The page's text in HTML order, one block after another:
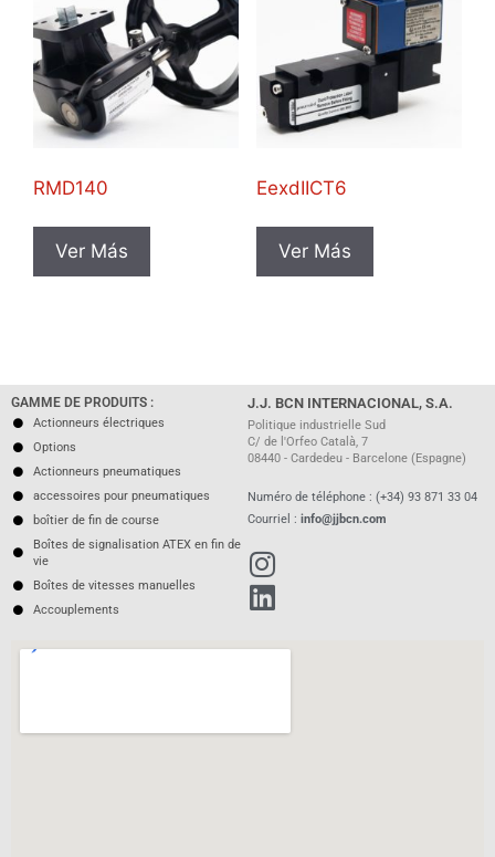
RMD140
Ver Más
EexdIICT6
Ver Más
GAMME DE PRODUITS :
Actionneurs électriques
Options
Actionneurs pneumatiques
accessoires pour pneumatiques
boîtier de fin de course
Boîtes de signalisation ATEX en fin de
vie
Boîtes de vitesses manuelles
Accouplements
J.J. BCN INTERNACIONAL, S.A.
Politique industrielle Sud
C/ de l'Orfeo Català, 7
08440 - Cardedeu - Barcelone (Espagne)
Numéro de téléphone : (+34) 93 871 33 04
Courriel : info@jjbcn.com